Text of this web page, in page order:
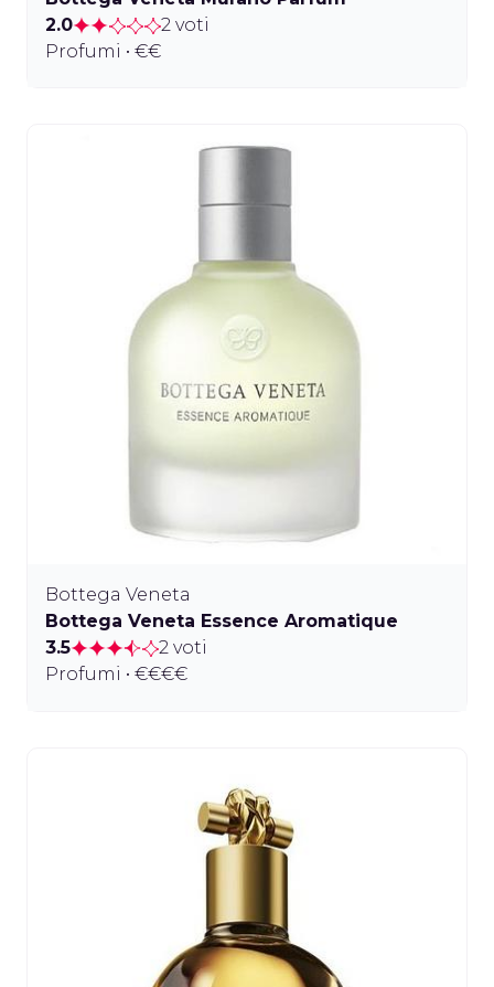
2.0
2 voti
Profumi • €€
Bottega Veneta
Bottega Veneta Essence Aromatique
3.5
2 voti
Profumi • €€€€